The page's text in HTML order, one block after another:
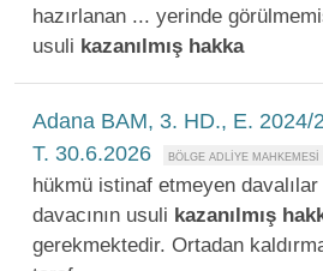
hazırlanan ... yerinde
usuli kazanılmış hakka
Adana BAM, 3. HD., E. 2024/
T. 30.6.2026
hükmü istinaf etmeyen
davacının usuli kazanılmış
gerekmektedir. Ortadan